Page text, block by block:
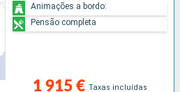
1 915 € Taxas incluídas
Animações a bordo:
Pensão completa